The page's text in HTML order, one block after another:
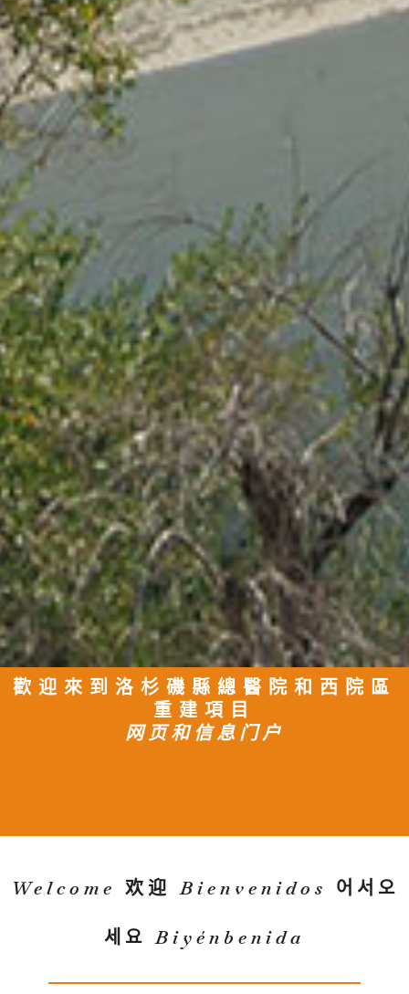
歡迎來到洛杉磯縣總醫院和西院區
重建項目
网页和信息门户
Welcome 欢迎Bienvenidos 어서오
세요Biyénbenida